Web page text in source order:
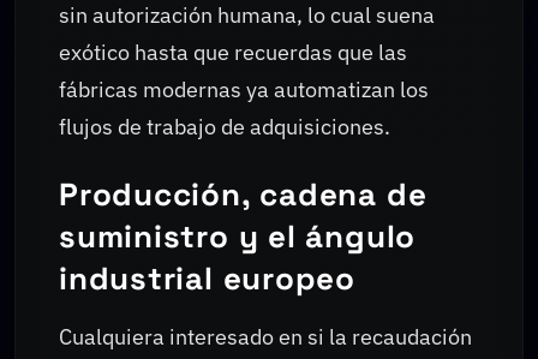
sin autorización humana, lo cual suena
exótico hasta que recuerdas que las
fábricas modernas ya automatizan los
flujos de trabajo de adquisiciones.
Producción, cadena de
suministro y el ángulo
industrial europeo
Cualquiera interesado en si la recaudación